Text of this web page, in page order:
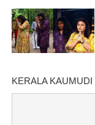
KERALA KAUMUDI